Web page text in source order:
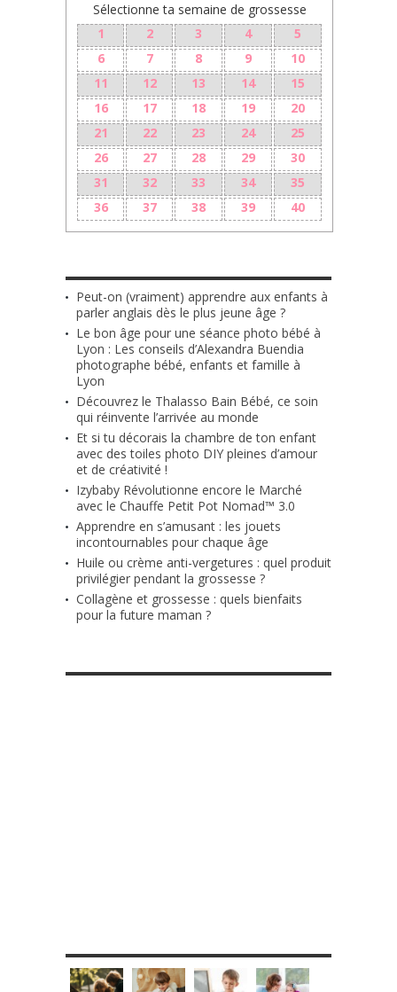
Sélectionne ta semaine de grossesse
1
2 3 4
5
6
7 8 9
10
11
12 13 14
15
16
17 18 19
20
21
22 23 24
25
26
27 28 29
30
31
32 33 34
35
36
37 38 39 40
Peut-on (vraiment) apprendre aux enfants à
parler anglais dès le plus jeune âge ?
Le bon âge pour une séance photo bébé à
Lyon : Les conseils d’Alexandra Buendia
photographe bébé, enfants et famille à
Lyon
Découvrez le Thalasso Bain Bébé, ce soin
qui réinvente l’arrivée au monde
Et si tu décorais la chambre de ton enfant
avec des toiles photo DIY pleines d’amour
et de créativité !
Izybaby Révolutionne encore le Marché
avec le Chauffe Petit Pot Nomad™ 3.0
Apprendre en s’amusant : les jouets
incontournables pour chaque âge
Huile ou crème anti-vergetures : quel produit
privilégier pendant la grossesse ?
Collagène et grossesse : quels bienfaits
pour la future maman ?